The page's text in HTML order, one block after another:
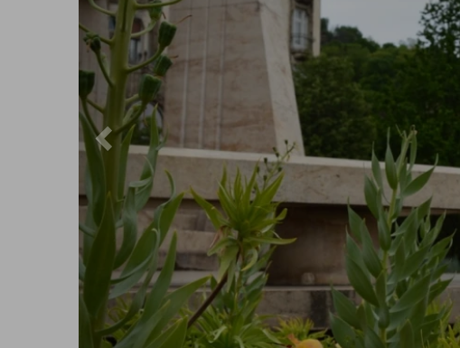
BEVÁSÁRLÓ ÉS TEMAIKUS UTCÁK
Kik vagyunk
Sajtókapcsolat
Felhasználási feltételekAdatkezelési tájékoztató Sütik törlése